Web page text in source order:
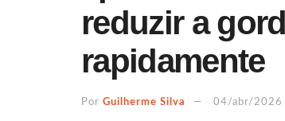
reduzir a
rapidamente
Por Guilherme Silva 04/abr/2026